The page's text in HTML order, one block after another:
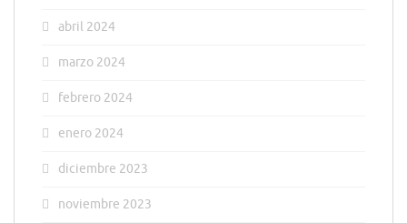
abril 2024
marzo 2024
febrero 2024
enero 2024
diciembre 2023
noviembre 2023